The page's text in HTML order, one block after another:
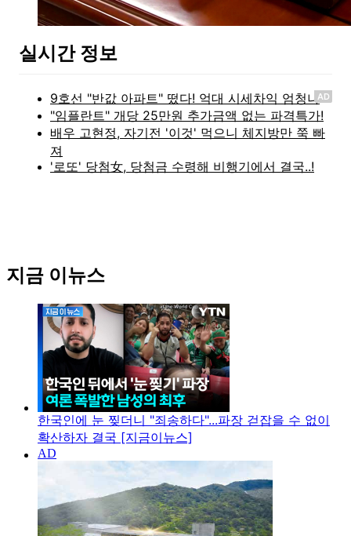
실시간 정보
AD
지금 이뉴스
한국인에 눈 찢더니 "죄송하다"...파장 걷잡을 수 없이
확산하자 결국 [지금이뉴스]